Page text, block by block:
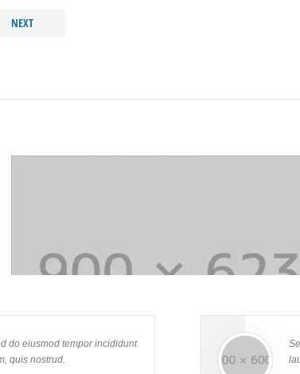
NEXT
Lorem ipsum dolor sit amet, consectetur adipisicing elit, sed do
eiusmod tempor incididunt ut labore et dolore magna aliqua. Ut
ad minim veniam, quis nostrud exercitation ullamco laboris nisi
aliquip ex ea commodo consequat. Duis aute irure dolor in
do eiusmod tempor incididunt
quis nostrud.